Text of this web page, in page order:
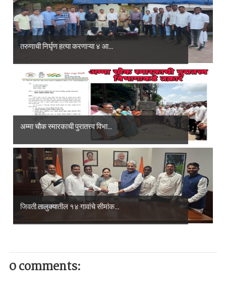
तरुणाची निर्घृण हत्या करणाऱ्या ४ आ...
अम्मा चौक स्मारकाची पुरातत्त्व विभा...
जिवती तालुक्यातील १४ गावांचे सीमांक...
0 comments: